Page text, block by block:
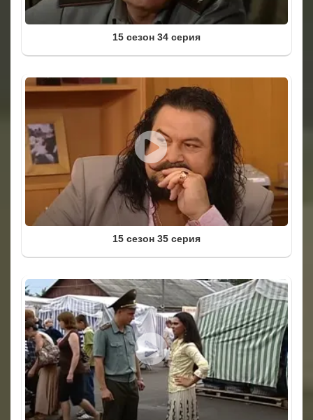
15 сезон 34 серия
15 сезон 35 серия